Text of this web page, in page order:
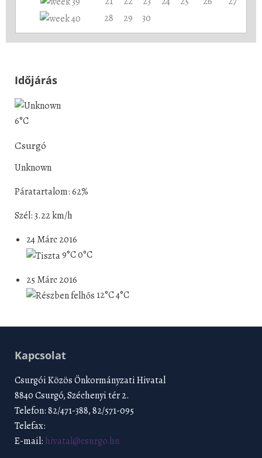
28
29 30
Időjárás
6°C
Csurgó
Unknown
Páratartalom: 62%
Szél: 3.22 km/h
24 Márc 2016
9°C0°C
25 Márc 2016
12°C4°C
Kapcsolat
Csurgói Közös Önkormányzati Hivatal
8840 Csurgó, Széchenyi tér 2.
Telefon: 82/471-388, 82/571-095
Telefax:
E-mail: hivatal@csurgo.hu